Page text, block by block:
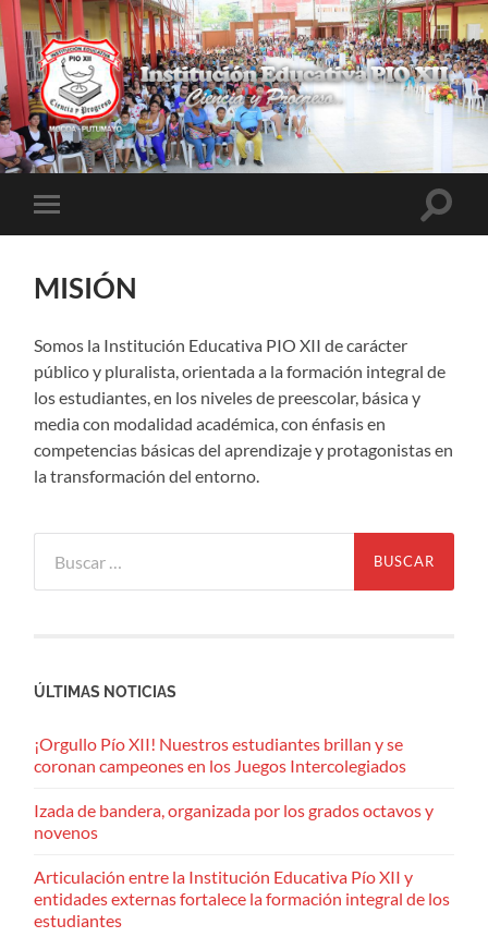
INSTITUCIÓN
EDUCATIVA
PIO
Alternar
el
MISIÓN
Somos la Institución Educativa PIO XII de carácter
público y pluralista, orientada a la formación integral de
los estudiantes, en los niveles de preescolar, básica y
media con modalidad académica, con énfasis en
competencias básicas del aprendizaje y protagonistas en
la transformación del entorno.
ÚLTIMAS NOTICIAS
¡Orgullo Pío XII! Nuestros estudiantes brillan y se
coronan campeones en los Juegos Intercolegiados
Izada de bandera, organizada por los grados octavos y
novenos
Articulación entre la Institución Educativa Pío XII y
entidades externas fortalece la formación integral de los
estudiantes